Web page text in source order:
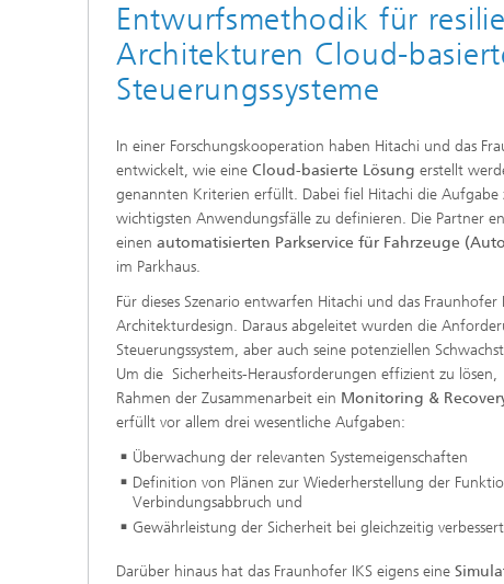
Entwurfsmethodik für
Architekturen Cloud-
Steuerungssysteme
In einer Forschungskooperation haben Hitachi und das
entwickelt, wie eine Cloud-basierte Lösung erstellt
genannten Kriterien erfüllt. Dabei fiel Hitachi die Aufgabe
wichtigsten Anwendungsfälle zu definieren. Die Partner
einen automatisierten Parkservice für Fahrzeuge
im Parkhaus.
Für dieses Szenario entwarfen Hitachi und das Fraunhofer
Architekturdesign. Daraus abgeleitet wurden die
Steuerungssystem, aber auch seine potenziellen
Um die Sicherheits-Herausforderungen effizient zu
Rahmen der Zusammenarbeit ein Monitoring &
erfüllt vor allem drei wesentliche Aufgaben:
Überwachung der relevanten Systemeigenschaften
Definition von Plänen zur Wiederherstellung der
Verbindungsabbruch und
Gewährleistung der Sicherheit bei gleichzeitig
Darüber hinaus hat das Fraunhofer IKS eigens eine